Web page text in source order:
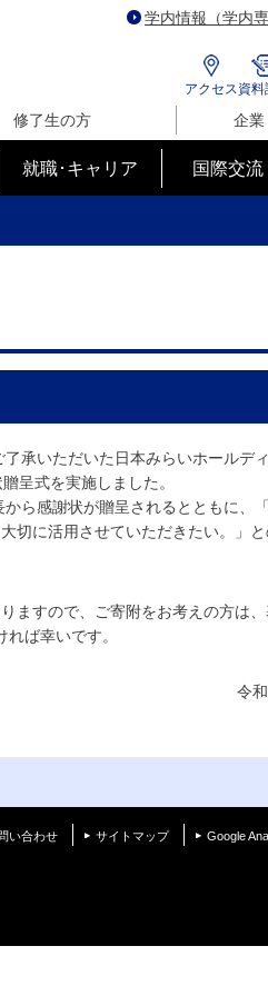
学内情報（学内専
アクセス 資料
修了生の方 企業
就職･キャリア 国際交流
承いただいた日本みらいホールデ
呈式を実施しました。
ら感謝状が贈呈されるとともに、
切に活用させていただきたい。」
ますので、ご寄附をお考えの方は
ば幸いです。
令
い合わせ サイトマップ Google